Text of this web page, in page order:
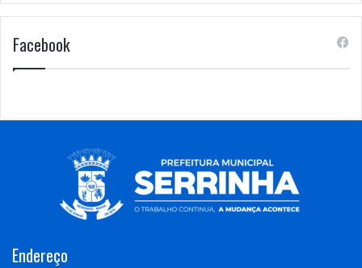
Facebook
Endereço